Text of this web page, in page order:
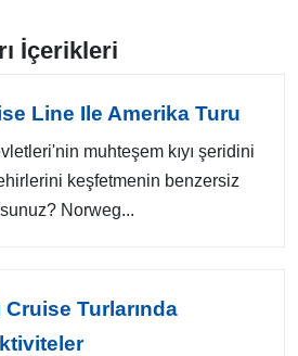
İçerikleri
Line Ile Amerika Turu
muhteşem kıyı şeridini
keşfetmenin benzersiz
Norweg...
Cruise Turlarında